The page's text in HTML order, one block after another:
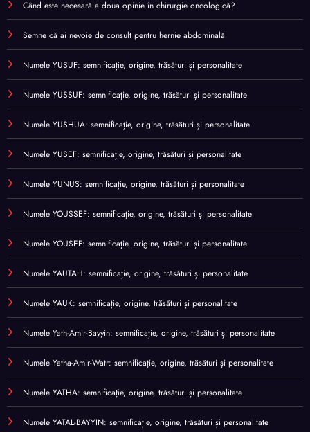
Când este necesară a doua opinie în chirurgie oncologică?
Semne că ai nevoie de consult pentru hernie abdominală
Numele YUSUF: semnificație, origine, trăsături și personalitate
Numele YUSSUF: semnificație, origine, trăsături și personalitate
Numele YUSHUA: semnificație, origine, trăsături și personalitate
Numele YUSEF: semnificație, origine, trăsături și personalitate
Numele YUNUS: semnificație, origine, trăsături și personalitate
Numele YOUSSEF: semnificație, origine, trăsături și personalitate
Numele YOUSEF: semnificație, origine, trăsături și personalitate
Numele YAUTAH: semnificație, origine, trăsături și personalitate
Numele YAUK: semnificație, origine, trăsături și personalitate
Numele Yath-Amir-Bayyin: semnificație, origine, trăsături și personalitate
Numele Yatha-Amir-Watr: semnificație, origine, trăsături și personalitate
Numele YATHA: semnificație, origine, trăsături și personalitate
Numele YATAL-BAYYIN: semnificație, origine, trăsături și personalitate